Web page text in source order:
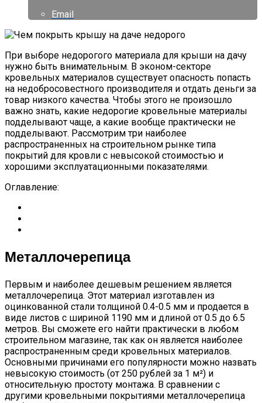
Email
При выборе недорогого материала для крыши на дачу
нужно быть внимательным. В эконом-секторе
кровельных материалов существует опасность попасть
на недобросовестного производителя и отдать деньги за
товар низкого качества. Чтобы этого не произошло
важно знать, какие недорогие кровельные материалы
подделывают чаще, а какие вообще практически не
подделывают. Рассмотрим три наиболее
распространенных на строительном рынке типа
покрытий для кровли с невысокой стоимостью и
хорошими эксплуатационными показателями.
Оглавление:
Металлочерепица
Первым и наиболее дешевым решением является
металлочерепица. Этот материал изготавлен из
оцинкованной стали толщиной 0.4-0.5 мм и продается в
виде листов с шириной 1190 мм и длиной от 0.5 до 6.5
метров. Вы сможете его найти практически в любом
строительном магазине, так как он является наиболее
распространенным среди кровельных материалов.
Основными причинами его популярности можно назвать
невысокую стоимость (от 250 рублей за 1 м²) и
относительную простоту монтажа. В сравнении с
другими кровельными покрытиями металлочерепица